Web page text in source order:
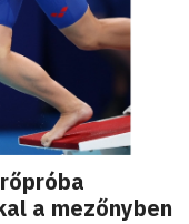
a mezőnyben